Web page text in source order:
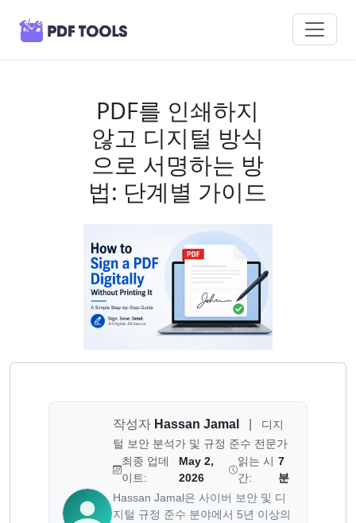
PDF를 인쇄하지
않고 디지털 방식
으로 서명하는 방
법: 단계별 가이드
작성자 Hassan Jamal
디지
털 보안 분석가 및 규정 준수 전문가
최종 업데
이트:
May 2,
2026
읽는 시
간:
7
분
Hassan Jamal은 사이버 보안 및 디
지털 규정 준수 분야에서 5년 이상의